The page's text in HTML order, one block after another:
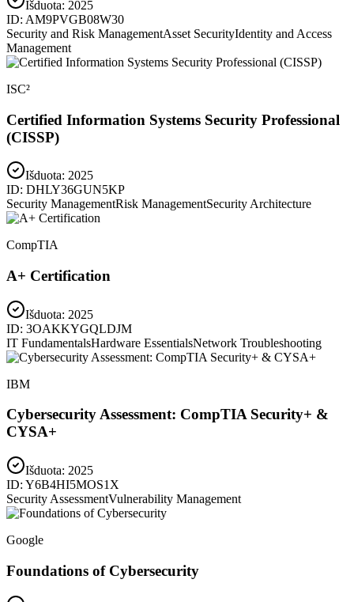
Išduota: 2025
ID: AM9PVGB08W30
Security and Risk ManagementAsset SecurityIdentity and Access
Management
ISC²
Certified Information Systems Security Professional
(CISSP)
Išduota: 2025
ID: DHLY36GUN5KP
Security ManagementRisk ManagementSecurity Architecture
CompTIA
A+ Certification
Išduota: 2025
ID: 3OAKKYGQLDJM
IT FundamentalsHardware EssentialsNetwork Troubleshooting
IBM
Cybersecurity Assessment: CompTIA Security+ &
CYSA+
Išduota: 2025
ID: Y6B4HI5MOS1X
Security AssessmentVulnerability Management
Google
Foundations of Cybersecurity